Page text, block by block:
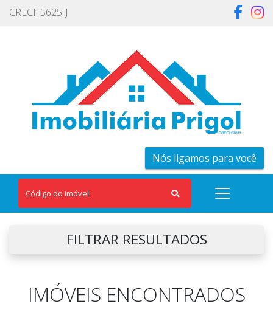
CRECI: 5625-J
Nós ligamos para você
FILTRAR RESULTADOS
IMÓVEIS ENCONTRADOS